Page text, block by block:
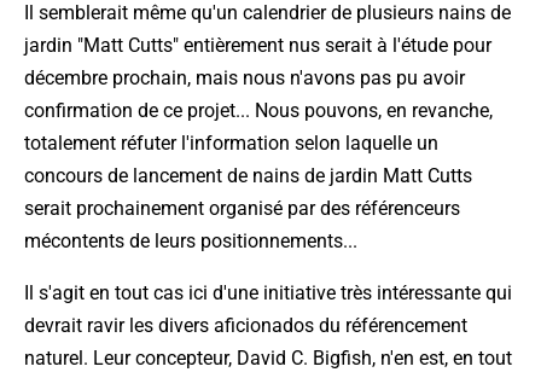
Il semblerait même qu'un calendrier de plusieurs nains de
jardin "Matt Cutts" entièrement nus serait à l'étude pour
décembre prochain, mais nous n'avons pas pu avoir
confirmation de ce projet... Nous pouvons, en revanche,
totalement réfuter l'information selon laquelle un
concours de lancement de nains de jardin Matt Cutts
serait prochainement organisé par des référenceurs
mécontents de leurs positionnements...
Il s'agit en tout cas ici d'une initiative très intéressante qui
devrait ravir les divers aficionados du référencement
naturel. Leur concepteur, David C. Bigfish, n'en est, en tout